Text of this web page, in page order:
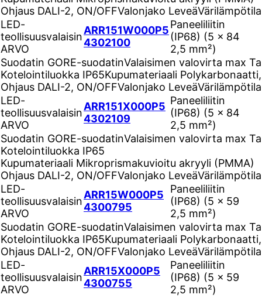
Ohjaus DALI-2, ON/OFFValonjako Leveä
LED-
teollisuusvalaisin
ARVO
ARR151W000P5
4302100
Paneeliliitin
(IP68) (5 ×
2,5 mm²)
84
Suodatin GORE-suodatinValaisimen valovirta max
Kotelointiluokka IP65Kupumateriaali
Ohjaus DALI-2, ON/OFFValonjako Leveä
LED-
teollisuusvalaisin
ARVO
ARR151X000P5
4302109
Paneeliliitin
(IP68) (5 ×
2,5 mm²)
84
Suodatin GORE-suodatinValaisimen valovirta max
Kotelointiluokka IP65
Kupumateriaali Mikroprismakuvioitu akryyli (PMMA)
Ohjaus DALI-2, ON/OFFValonjako Leveä
LED-
teollisuusvalaisin
ARVO
ARR15W000P5
4300795
Paneeliliitin
(IP68) (5 ×
2,5 mm²)
59
Suodatin GORE-suodatinValaisimen valovirta max
Kotelointiluokka IP65Kupumateriaali
Ohjaus DALI-2, ON/OFFValonjako Leveä
LED-
teollisuusvalaisin
ARVO
ARR15X000P5
4300755
Paneeliliitin
(IP68) (5 ×
2,5 mm²)
59